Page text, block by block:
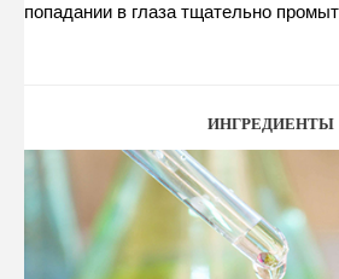
попадании в глаза тщательно
ИНГРЕДИЕНТЫ